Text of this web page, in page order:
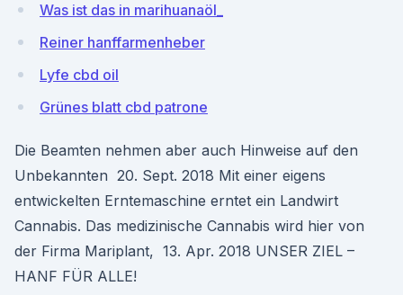
Was ist das in marihuanaöl_
Reiner hanffarmenheber
Lyfe cbd oil
Grünes blatt cbd patrone
Die Beamten nehmen aber auch Hinweise auf den
Unbekannten 20. Sept. 2018 Mit einer eigens
entwickelten Erntemaschine erntet ein Landwirt
Cannabis. Das medizinische Cannabis wird hier von
der Firma Mariplant, 13. Apr. 2018 UNSER ZIEL –
HANF FÜR ALLE!